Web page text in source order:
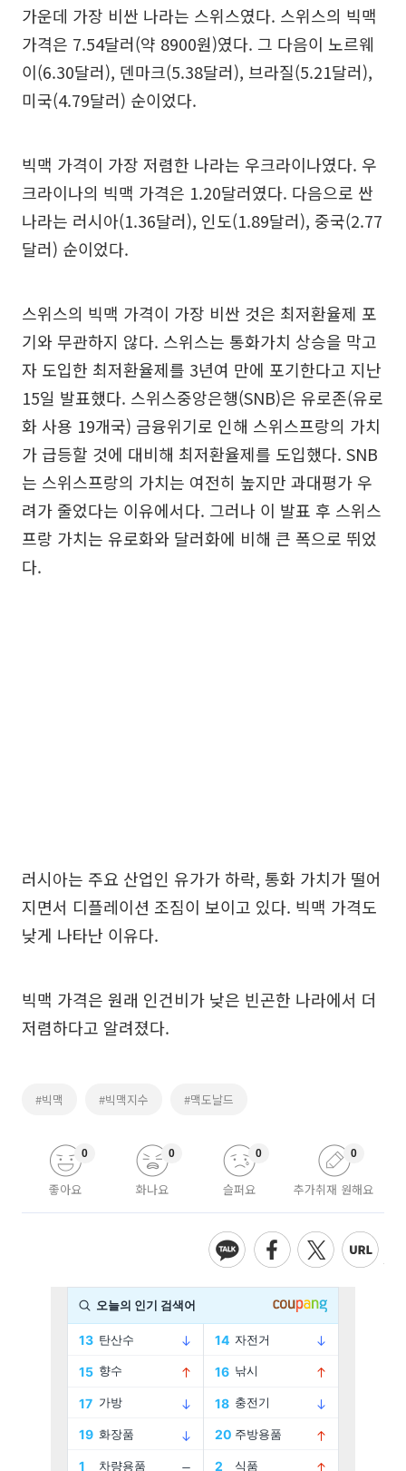
가운데 가장 비싼 나라는 스위스였다. 스위스의 빅맥
가격은 7.54달러(약 8900원)였다. 그 다음이 노르웨
이(6.30달러), 덴마크(5.38달러), 브라질(5.21달러),
미국(4.79달러) 순이었다.
빅맥 가격이 가장 저렴한 나라는 우크라이나였다. 우
크라이나의 빅맥 가격은 1.20달러였다. 다음으로 싼
나라는 러시아(1.36달러), 인도(1.89달러), 중국(2.77
달러) 순이었다.
스위스의 빅맥 가격이 가장 비싼 것은 최저환율제 포
기와 무관하지 않다. 스위스는 통화가치 상승을 막고
자 도입한 최저환율제를 3년여 만에 포기한다고 지난
15일 발표했다. 스위스중앙은행(SNB)은 유로존(유로
화 사용 19개국) 금융위기로 인해 스위스프랑의 가치
가 급등할 것에 대비해 최저환율제를 도입했다. SNB
는 스위스프랑의 가치는 여전히 높지만 과대평가 우
려가 줄었다는 이유에서다. 그러나 이 발표 후 스위스
프랑 가치는 유로화와 달러화에 비해 큰 폭으로 뛰었
다.
러시아는 주요 산업인 유가가 하락, 통화 가치가 떨어
지면서 디플레이션 조짐이 보이고 있다. 빅맥 가격도
낮게 나타난 이유다.
빅맥 가격은 원래 인건비가 낮은 빈곤한 나라에서 더
저렴하다고 알려졌다.
#빅맥 #빅맥지수 #맥도날드
좋아요
0
화나요
0
슬퍼요
0
추가취재 원해요
0